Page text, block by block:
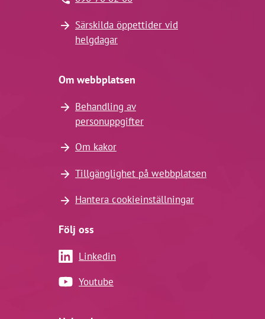
Särskilda öppettider vid
helgdagar
Om webbplatsen
Behandling av
personuppgifter
Om kakor
Tillgänglighet på webbplatsen
Hantera cookieinställningar
Följ oss
Linkedin
Youtube